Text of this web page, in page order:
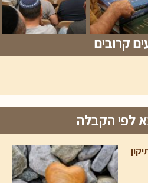
קרובים
לפי הקבלה